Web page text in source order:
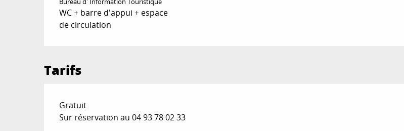
Bureau d' Information Touristique
WC + barre d'appui + espace
de circulation
Tarifs
Gratuit
Sur réservation au 04 93 78 02 33